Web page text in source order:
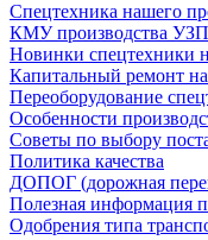
Спецтехника нашего
КМУ производства
Новинки спецтехники
Капитальный ремонт
Переоборудование
Особенности
Советы по выбору
Политика качества
ДОПОГ (дорожная
Полезная информация
Одобрения типа